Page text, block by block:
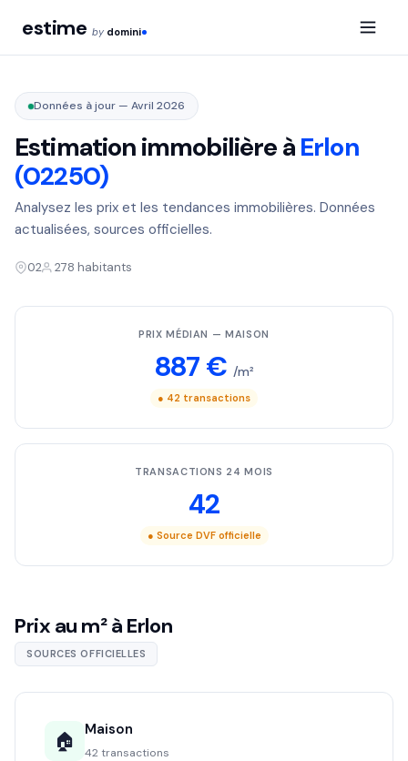
estime by domini
Données à jour — Avril 2026
Estimation immobilière àErlon
(02250)
Analysez les prix et les tendances immobilières. Données
actualisées, sources officielles.
02 278 habitants
PRIX MÉDIAN — MAISON
887 €/m²
● 42 transactions
TRANSACTIONS 24 MOIS
42
● Source DVF officielle
Prix au m² à Erlon
SOURCES OFFICIELLES
🏠 Maison
42 transactions